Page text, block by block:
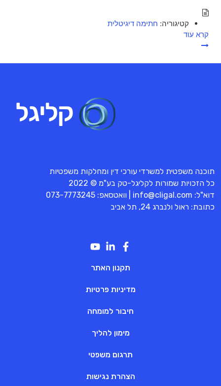
קטיגוריה: חתימה דיגיטלית
קרא עוד
תוכנה משפטית למשרדי עורכי דין ומחלקות משפטיות
כל הזכויות שמורות לקליגל-טק בע"מ © 2022
דוא"ל: info@cligal.com | וואטסאפ: 073-7773245
כתובת: ראול ולנברג 24, תל אביב
תקנון האתר
מדיניות פרטיות
חיבור למומחה
מימון להליך
תרגום משפטי
הצהרת נגישות